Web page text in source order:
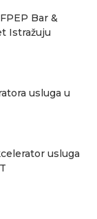
Bar &
Istražuju
usluga u
usluga